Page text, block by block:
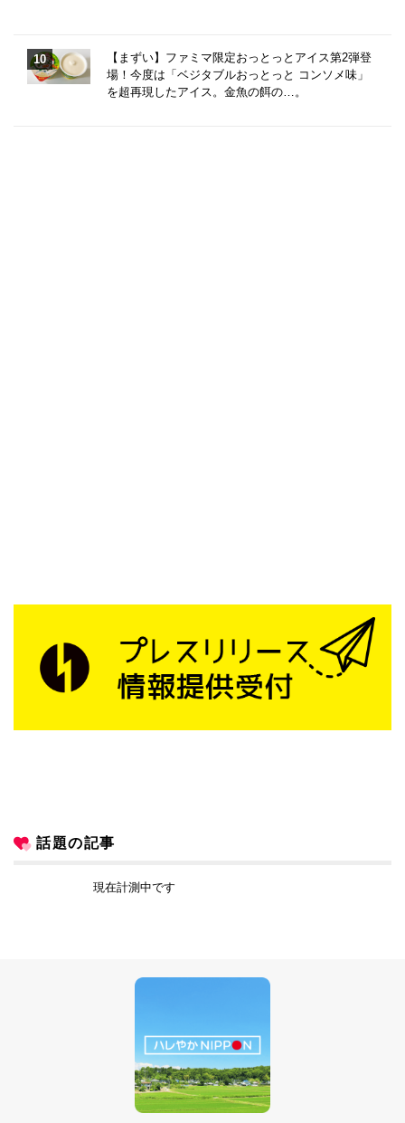
【まずい】ファミマ限定おっとっとアイス第2弾登
場！今度は「ベジタブルおっとっと コンソメ味」
を超再現したアイス。金魚の餌の…。
話題の記事
現在計測中です